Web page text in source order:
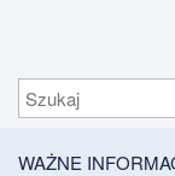
Szukaj
WAŻNE